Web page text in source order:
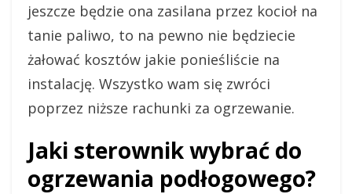
jeszcze będzie ona zasilana przez kocioł na
tanie paliwo, to na pewno nie będziecie
żałować kosztów jakie ponieśliście na
instalację. Wszystko wam się zwróci
poprzez niższe rachunki za ogrzewanie.
Jaki sterownik wybrać do
ogrzewania podłogowego?